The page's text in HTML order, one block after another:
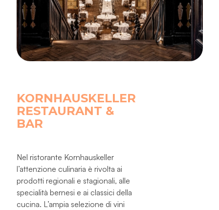
KORNHAUSKELLER
RESTAURANT &
BAR
Nel ristorante Kornhauskeller
l’attenzione culinaria è rivolta ai
prodotti regionali e stagionali, alle
specialità bernesi e ai classici della
cucina. L’ampia selezione di vini